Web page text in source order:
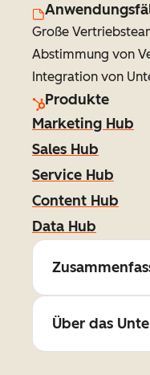
Große
Abstimmung von
Integration von
Produkte
Marketing Hub
Sales Hub
Service Hub
Content Hub
Data Hub
Über das